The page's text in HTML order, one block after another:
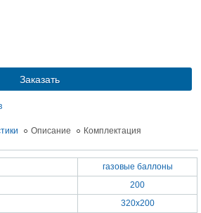
Заказать
Описание Комплектация
газовые баллоны
200
320х200